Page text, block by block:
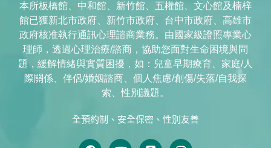
本所板橋館、中和館、新竹館、五權館、文心館及楠梓
館已獲新北市政府、新竹市政府、台中市政府、高雄市
政府核准執行通訊心理諮商業務。由國家級證照專業心
理師，透過心理治療/諮商，協助您面對生命困境與問
題，緩解情緒與實質困擾，如：兒童早期療育、家庭/人
際關係、伴侶/婚姻諮商、個人焦慮/創傷/失落/自我探
索、性別議題。
全預約制、安全保密、性別友善